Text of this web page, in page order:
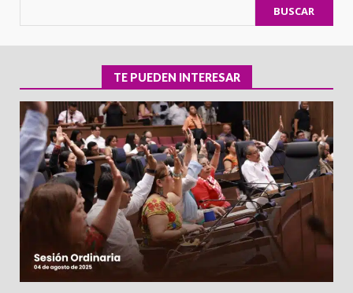
BUSCAR
TE PUEDEN INTERESAR